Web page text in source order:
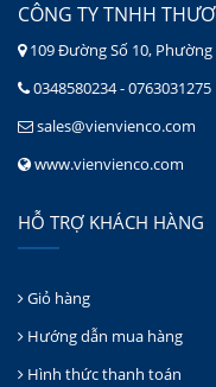
CÔNG TY TNHH
109 Đường Số 10, Phường
0348580234 - 0763031275
sales@vienvienco.com
www.vienvienco.com
HỖ TRỢ KHÁCH HÀNG
Giỏ hàng
Hướng dẫn mua hàng
Hình thức thanh toán